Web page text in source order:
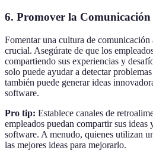
6. Promover la
Fomentar una cultura de comunicación
crucial. Asegúrate de que los
compartiendo sus experiencias y
solo puede ayudar a detectar
también puede generar ideas
software.
Pro tip: Establece canales de
empleados puedan compartir sus ideas
software. A menudo, quienes utilizan
las mejores ideas para mejorarlo.